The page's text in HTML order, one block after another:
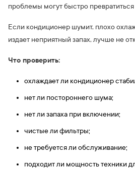
проблемы могут быстро
Если кондиционер шумит, плохо
издает неприятный запах, лучше не
Что проверить:
охлаждает ли кондиционер
нет ли постороннего шума;
нет ли запаха при включении;
чистые ли фильтры;
не требуется ли обслуживание;
подходит ли мощность техники